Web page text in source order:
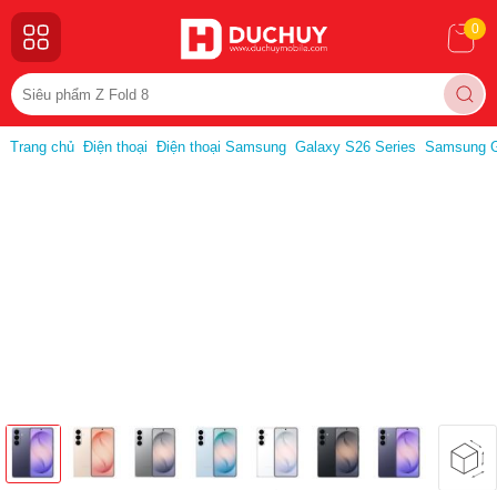
0
Trang chủ Điện thoại Điện thoại Samsung Galaxy S26 Series Samsung